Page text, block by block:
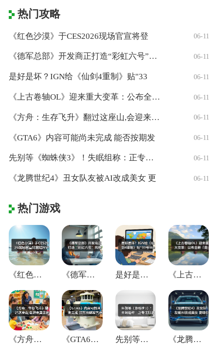
热门攻略
《红色沙漠》于CES2026现场官宣将登 06-11
《德军总部》开发商正打造“彩虹六号”风格 06-11
是好是坏？IGN给《仙剑4重制》贴"33 06-11
《上古卷轴OL》迎来重大变革：公布全新「 06-11
《方舟：生存飞升》翻过这座山,会迎来真正 06-11
《GTA6》内容可能尚未完成 能否按期发 06-11
先别等《蜘蛛侠3》！失眠组称：正专注打造 06-11
《龙腾世纪4》丑女队友被AI改成美女 更 06-11
热门游戏
《红色沙漠》于CES2026现场官宣将登 《德军总部》开发商正打造“彩虹六号”风格 是好是坏？IGN给《仙剑4重制》贴"33 《上古卷轴OL》迎来重大变革：公布全新「
《方舟：生存飞升》翻过这座山,会迎来真正 《GTA6》内容可能尚未完成 能否按期发 先别等《蜘蛛侠3》！失眠组称：正专注打造 《龙腾世纪4》丑女队友被AI改成美女 更